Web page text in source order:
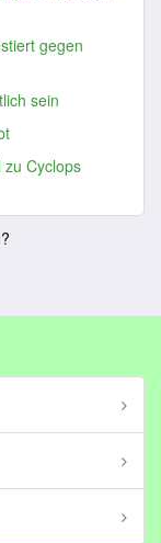
gegen
sein
zu Cyclops